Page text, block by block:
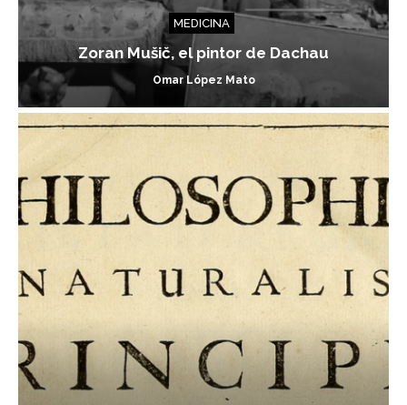
MEDICINA
Zoran Mušič, el pintor de Dachau
Omar López Mato